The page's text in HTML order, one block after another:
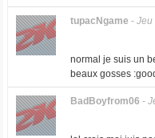
tupacNgame - Jeu
normal je suis un
beaux gosses
BadBoyfrom06 -